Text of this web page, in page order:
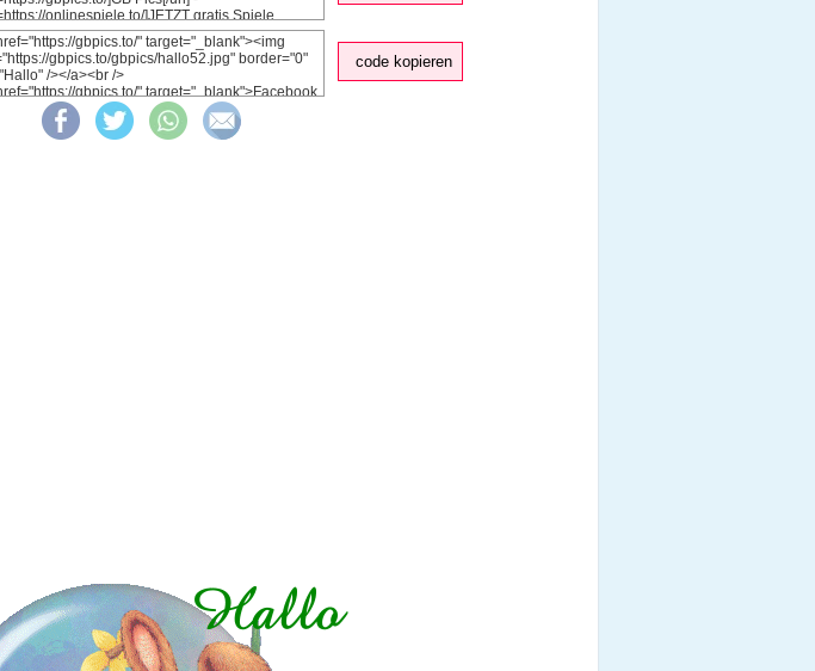
code kopieren